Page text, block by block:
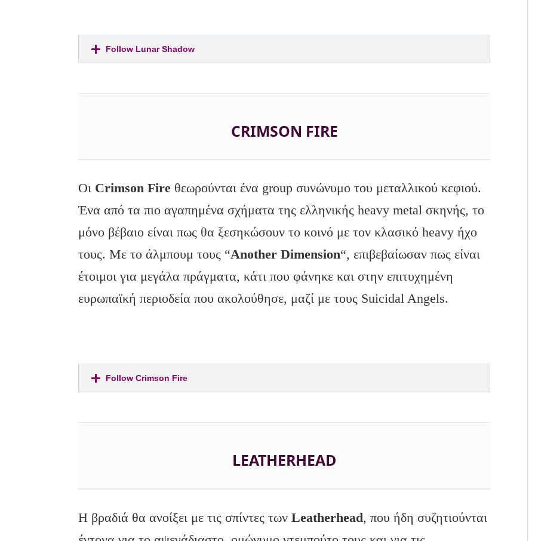
Follow Lunar Shadow
CRIMSON FIRE
Οι Crimson Fire θεωρούνται ένα group συνώνυμο του μεταλλικού κεφιού.
Ένα από τα πιο αγαπημένα σχήματα της ελληνικής heavy metal σκηνής, το
μόνο βέβαιο είναι πως θα ξεσηκώσουν το κοινό με τον κλασικό heavy ήχο
τους. Με το άλμπουμ τους “Another Dimension“, επιβεβαίωσαν πως είναι
έτοιμοι για μεγάλα πράγματα, κάτι που φάνηκε και στην επιτυχημένη
ευρωπαϊκή περιοδεία που ακολούθησε, μαζί με τους Suicidal Angels.
Follow Crimson Fire
LEATHERHEAD
Η βραδιά θα ανοίξει με τις σπίντες τωνLeatherhead, που ήδη συζητιούνται